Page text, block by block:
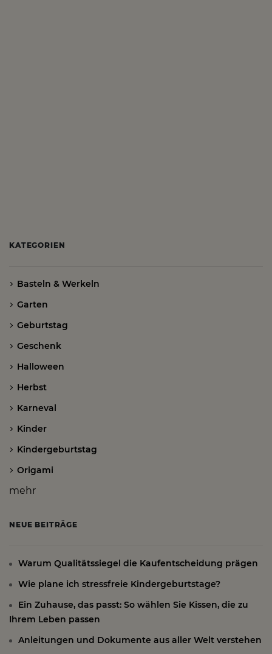
KATEGORIEN
Basteln & Werkeln
Garten
Geburtstag
Geschenk
Halloween
Herbst
Karneval
Kinder
Kindergeburtstag
Origami
mehr
NEUE BEITRÄGE
Warum Qualitätssiegel die Kaufentscheidung prägen
Wie plane ich stressfreie Kindergeburtstage?
Ein Zuhause, das passt: So wählen Sie Kissen, die zu
Ihrem Leben passen
Anleitungen und Dokumente aus aller Welt verstehen